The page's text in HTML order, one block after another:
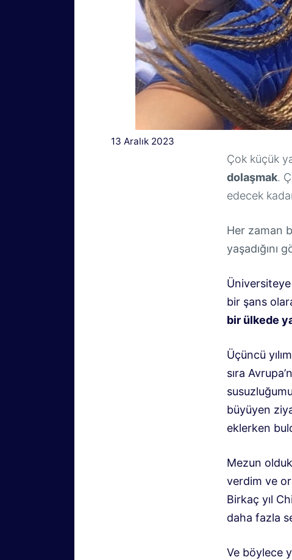
13 Aralık 2023
Çok küçük
dolaşmak.
edecek
Her zaman
yaşadığını
Üniversiteye
bir şans
bir ülkede
Üçüncü
sıra
büyüyen
eklerken
Mezun
verdim ve
Birkaç yıl
daha fazla
Ve böylece